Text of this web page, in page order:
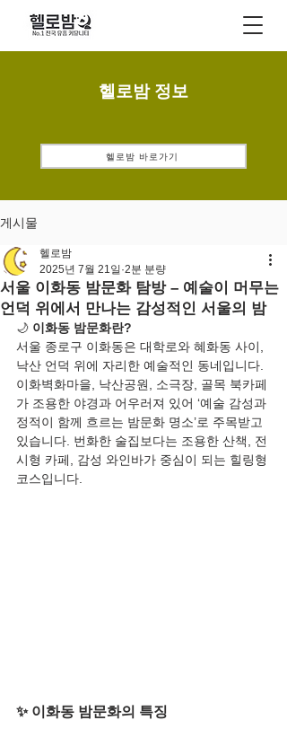
헬로밤 정보
헬로밤 바로가기
게시물
서울 이화동 밤문화 탐방 – 예술이 머무는
언덕 위에서 만나는 감성적인 서울의 밤
헬로밤
2025년 7월 21일 2분 분량
🌙 이화동 밤문화란?
서울 종로구 이화동은 대학로와 혜화동 사이,
낙산 언덕 위에 자리한 예술적인 동네입니다.
이화벽화마을, 낙산공원, 소극장, 골목 북카페
가 조용한 야경과 어우러져 있어 ‘예술 감성과
정적이 함께 흐르는 밤문화 명소’로 주목받고
있습니다. 번화한 술집보다는 조용한 산책, 전
시형 카페, 감성 와인바가 중심이 되는 힐링형
코스입니다.
✨ 이화동 밤문화의 특징